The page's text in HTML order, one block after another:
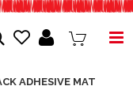
ADHESIVE MAT